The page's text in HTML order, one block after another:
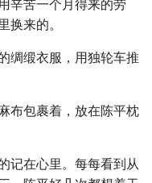
辛苦一个月得来的劳
换来的。
绸缎衣服，用独轮车推
布包裹着，放在陈平枕
记在心里。每每看到从